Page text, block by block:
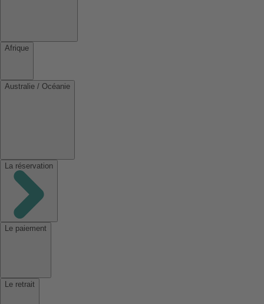
Afrique
Australie / Océanie
La réservation
Le paiement
Le retrait